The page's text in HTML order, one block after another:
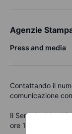
Agenzie
Press and media
Contattando il
comunicazione
Il Servizio Clienti
ore 18, tutti i giorni